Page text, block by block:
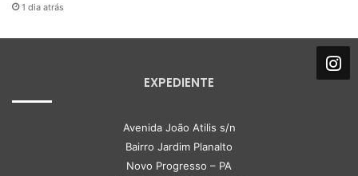
1 dia atrás
EXPEDIENTE
Avenida João Atilis s/n
Bairro Jardim Planalto
Novo Progresso – PA